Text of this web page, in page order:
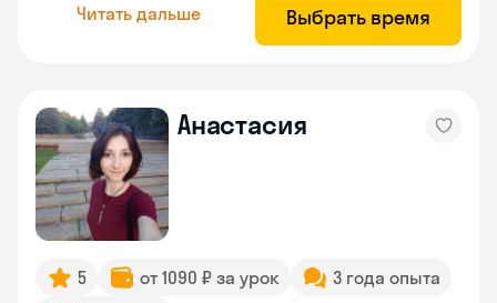
Читать дальше Выбрать время
Анастасия
5 от 1090 ₽ за урок
3 года опыта